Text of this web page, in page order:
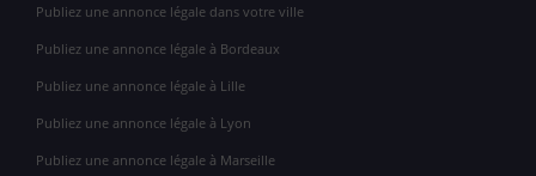
Publiez une annonce légale dans votre ville
Publiez une annonce légale à Bordeaux
Publiez une annonce légale à Lille
Publiez une annonce légale à Lyon
Publiez une annonce légale à Marseille